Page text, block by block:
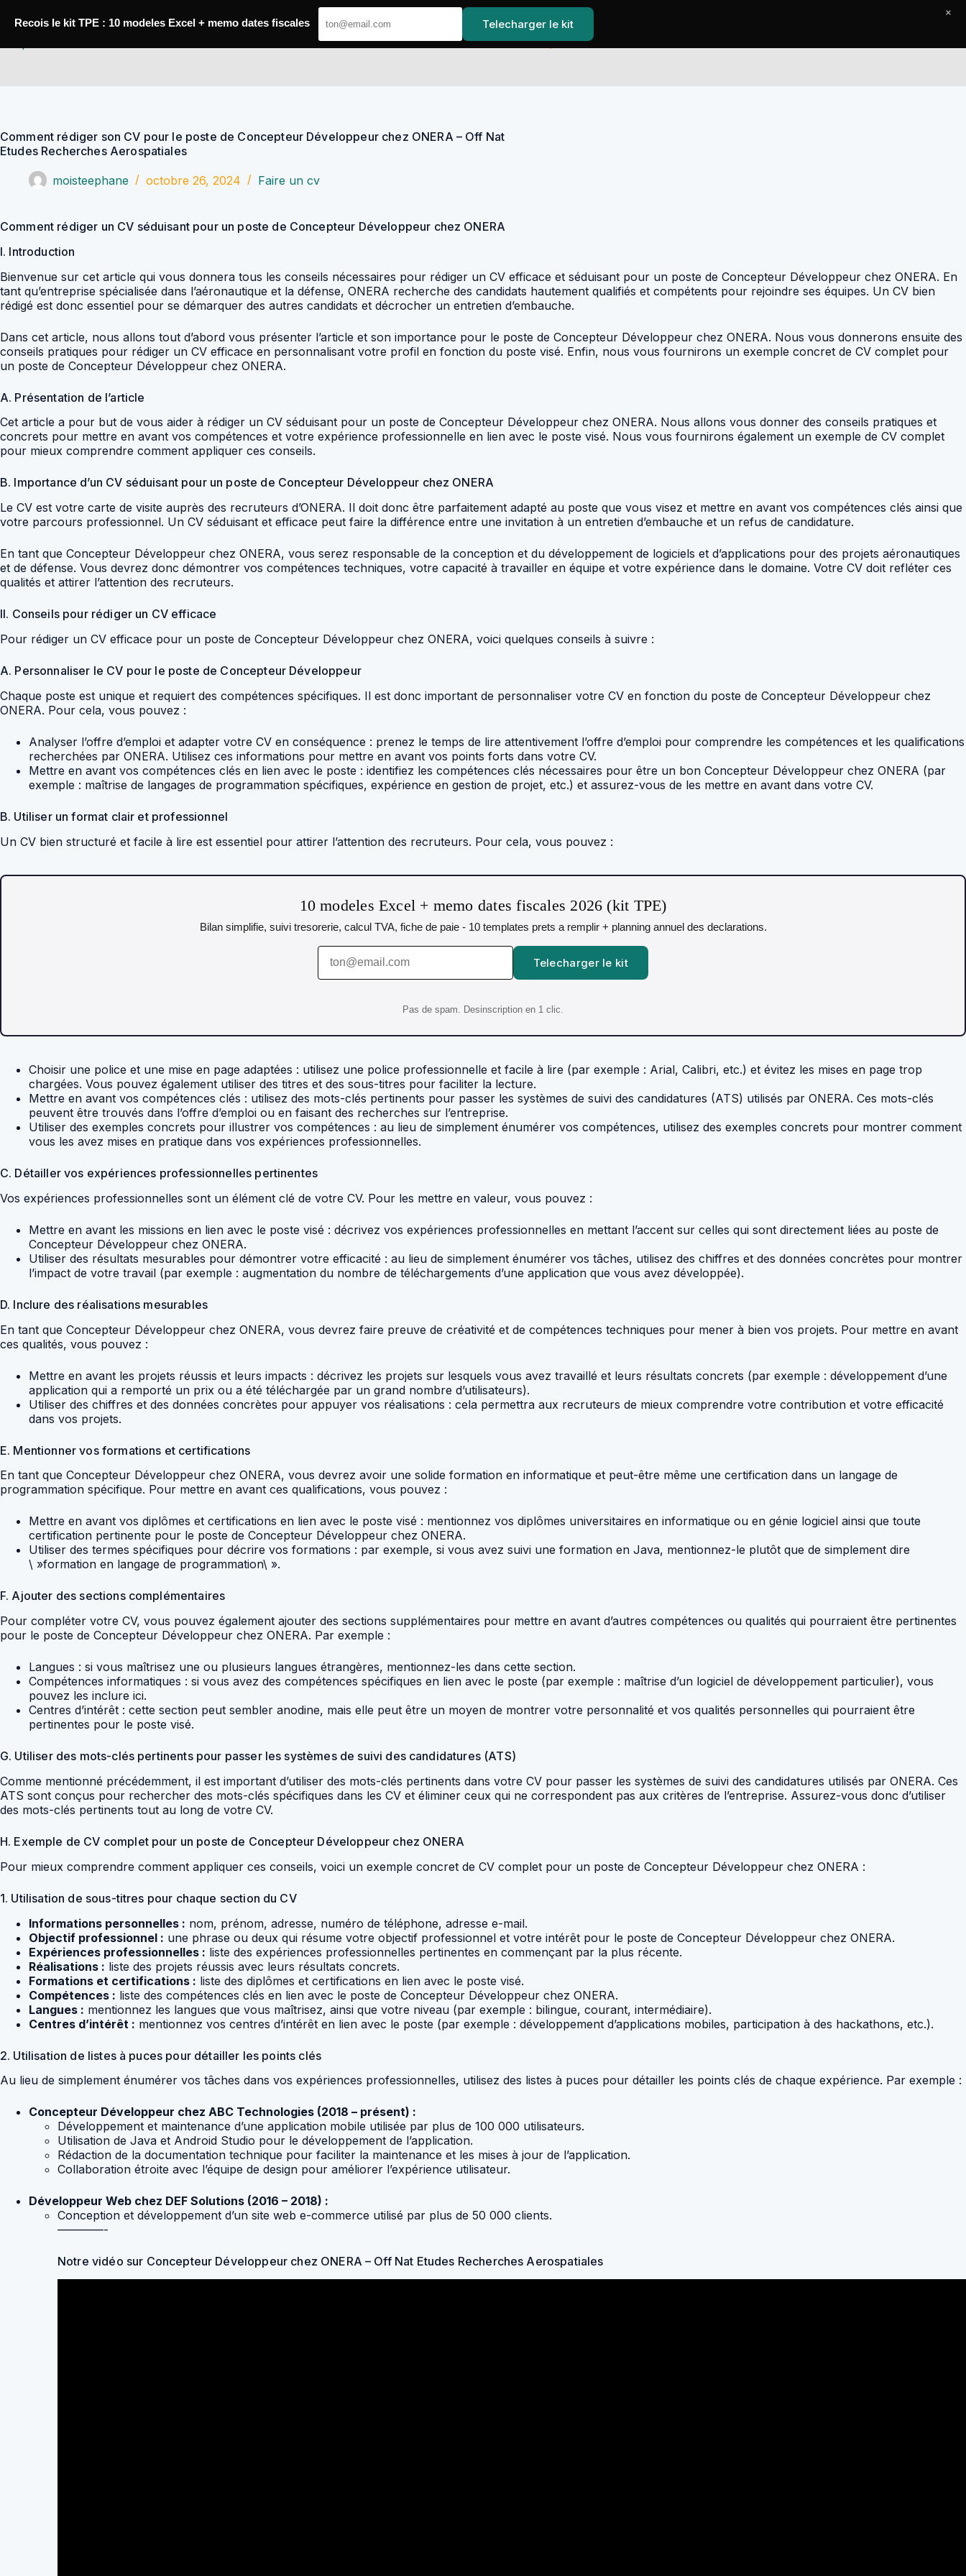
Comment rédiger son CV pour le poste de Concepteur Développeur chez ONERA – Off Nat
Etudes Recherches Aerospatiales
moisteephane octobre 26, 2024 Faire un cv
Comment rédiger un CV séduisant pour un poste de Concepteur Développeur chez ONERA
I. Introduction
Bienvenue sur cet article qui vous donnera tous les conseils nécessaires pour rédiger un CV efficace et séduisant pour un poste de Concepteur Développeur chez ONERA. En
tant qu’entreprise spécialisée dans l’aéronautique et la défense, ONERA recherche des candidats hautement qualifiés et compétents pour rejoindre ses équipes. Un CV bien
rédigé est donc essentiel pour se démarquer des autres candidats et décrocher un entretien d’embauche.
Dans cet article, nous allons tout d’abord vous présenter l’article et son importance pour le poste de Concepteur Développeur chez ONERA. Nous vous donnerons ensuite des
conseils pratiques pour rédiger un CV efficace en personnalisant votre profil en fonction du poste visé. Enfin, nous vous fournirons un exemple concret de CV complet pour
un poste de Concepteur Développeur chez ONERA.
A. Présentation de l’article
Cet article a pour but de vous aider à rédiger un CV séduisant pour un poste de Concepteur Développeur chez ONERA. Nous allons vous donner des conseils pratiques et
concrets pour mettre en avant vos compétences et votre expérience professionnelle en lien avec le poste visé. Nous vous fournirons également un exemple de CV complet
pour mieux comprendre comment appliquer ces conseils.
B. Importance d’un CV séduisant pour un poste de Concepteur Développeur chez ONERA
Le CV est votre carte de visite auprès des recruteurs d’ONERA. Il doit donc être parfaitement adapté au poste que vous visez et mettre en avant vos compétences clés ainsi que
votre parcours professionnel. Un CV séduisant et efficace peut faire la différence entre une invitation à un entretien d’embauche et un refus de candidature.
En tant que Concepteur Développeur chez ONERA, vous serez responsable de la conception et du développement de logiciels et d’applications pour des projets aéronautiques
et de défense. Vous devrez donc démontrer vos compétences techniques, votre capacité à travailler en équipe et votre expérience dans le domaine. Votre CV doit refléter ces
qualités et attirer l’attention des recruteurs.
II. Conseils pour rédiger un CV efficace
Pour rédiger un CV efficace pour un poste de Concepteur Développeur chez ONERA, voici quelques conseils à suivre :
A. Personnaliser le CV pour le poste de Concepteur Développeur
Chaque poste est unique et requiert des compétences spécifiques. Il est donc important de personnaliser votre CV en fonction du poste de Concepteur Développeur chez
ONERA. Pour cela, vous pouvez :
Analyser l’offre d’emploi et adapter votre CV en conséquence : prenez le temps de lire attentivement l’offre d’emploi pour comprendre les compétences et les qualifications
recherchées par ONERA. Utilisez ces informations pour mettre en avant vos points forts dans votre CV.
Mettre en avant vos compétences clés en lien avec le poste : identifiez les compétences clés nécessaires pour être un bon Concepteur Développeur chez ONERA (par
exemple : maîtrise de langages de programmation spécifiques, expérience en gestion de projet, etc.) et assurez-vous de les mettre en avant dans votre CV.
B. Utiliser un format clair et professionnel
Un CV bien structuré et facile à lire est essentiel pour attirer l’attention des recruteurs. Pour cela, vous pouvez :
10 modeles Excel + memo dates fiscales 2026 (kit TPE)
Bilan simplifie, suivi tresorerie, calcul TVA, fiche de paie - 10 templates prets a remplir + planning annuel des declarations.
Telecharger le kit
Pas de spam. Desinscription en 1 clic.
Choisir une police et une mise en page adaptées : utilisez une police professionnelle et facile à lire (par exemple : Arial, Calibri, etc.) et évitez les mises en page trop
chargées. Vous pouvez également utiliser des titres et des sous-titres pour faciliter la lecture.
Mettre en avant vos compétences clés : utilisez des mots-clés pertinents pour passer les systèmes de suivi des candidatures (ATS) utilisés par ONERA. Ces mots-clés
peuvent être trouvés dans l’offre d’emploi ou en faisant des recherches sur l’entreprise.
Utiliser des exemples concrets pour illustrer vos compétences : au lieu de simplement énumérer vos compétences, utilisez des exemples concrets pour montrer comment
vous les avez mises en pratique dans vos expériences professionnelles.
C. Détailler vos expériences professionnelles pertinentes
Vos expériences professionnelles sont un élément clé de votre CV. Pour les mettre en valeur, vous pouvez :
Mettre en avant les missions en lien avec le poste visé : décrivez vos expériences professionnelles en mettant l’accent sur celles qui sont directement liées au poste de
Concepteur Développeur chez ONERA.
Utiliser des résultats mesurables pour démontrer votre efficacité : au lieu de simplement énumérer vos tâches, utilisez des chiffres et des données concrètes pour montrer
l’impact de votre travail (par exemple : augmentation du nombre de téléchargements d’une application que vous avez développée).
D. Inclure des réalisations mesurables
En tant que Concepteur Développeur chez ONERA, vous devrez faire preuve de créativité et de compétences techniques pour mener à bien vos projets. Pour mettre en avant
ces qualités, vous pouvez :
Mettre en avant les projets réussis et leurs impacts : décrivez les projets sur lesquels vous avez travaillé et leurs résultats concrets (par exemple : développement d’une
application qui a remporté un prix ou a été téléchargée par un grand nombre d’utilisateurs).
Utiliser des chiffres et des données concrètes pour appuyer vos réalisations : cela permettra aux recruteurs de mieux comprendre votre contribution et votre efficacité
dans vos projets.
E. Mentionner vos formations et certifications
En tant que Concepteur Développeur chez ONERA, vous devrez avoir une solide formation en informatique et peut-être même une certification dans un langage de
programmation spécifique. Pour mettre en avant ces qualifications, vous pouvez :
Mettre en avant vos diplômes et certifications en lien avec le poste visé : mentionnez vos diplômes universitaires en informatique ou en génie logiciel ainsi que toute
certification pertinente pour le poste de Concepteur Développeur chez ONERA.
Utiliser des termes spécifiques pour décrire vos formations : par exemple, si vous avez suivi une formation en Java, mentionnez-le plutôt que de simplement dire
\ »formation en langage de programmation\ ».
F. Ajouter des sections complémentaires
Pour compléter votre CV, vous pouvez également ajouter des sections supplémentaires pour mettre en avant d’autres compétences ou qualités qui pourraient être pertinentes
pour le poste de Concepteur Développeur chez ONERA. Par exemple :
Langues : si vous maîtrisez une ou plusieurs langues étrangères, mentionnez-les dans cette section.
Compétences informatiques : si vous avez des compétences spécifiques en lien avec le poste (par exemple : maîtrise d’un logiciel de développement particulier), vous
pouvez les inclure ici.
Centres d’intérêt : cette section peut sembler anodine, mais elle peut être un moyen de montrer votre personnalité et vos qualités personnelles qui pourraient être
pertinentes pour le poste visé.
G. Utiliser des mots-clés pertinents pour passer les systèmes de suivi des candidatures (ATS)
Comme mentionné précédemment, il est important d’utiliser des mots-clés pertinents dans votre CV pour passer les systèmes de suivi des candidatures utilisés par ONERA. Ces
ATS sont conçus pour rechercher des mots-clés spécifiques dans les CV et éliminer ceux qui ne correspondent pas aux critères de l’entreprise. Assurez-vous donc d’utiliser
des mots-clés pertinents tout au long de votre CV.
H. Exemple de CV complet pour un poste de Concepteur Développeur chez ONERA
Pour mieux comprendre comment appliquer ces conseils, voici un exemple concret de CV complet pour un poste de Concepteur Développeur chez ONERA :
1. Utilisation de sous-titres pour chaque section du CV
Informations personnelles : nom, prénom, adresse, numéro de téléphone, adresse e-mail.
Objectif professionnel : une phrase ou deux qui résume votre objectif professionnel et votre intérêt pour le poste de Concepteur Développeur chez ONERA.
Expériences professionnelles : liste des expériences professionnelles pertinentes en commençant par la plus récente.
Réalisations : liste des projets réussis avec leurs résultats concrets.
Formations et certifications : liste des diplômes et certifications en lien avec le poste visé.
Compétences : liste des compétences clés en lien avec le poste de Concepteur Développeur chez ONERA.
Langues : mentionnez les langues que vous maîtrisez, ainsi que votre niveau (par exemple : bilingue, courant, intermédiaire).
Centres d’intérêt : mentionnez vos centres d’intérêt en lien avec le poste (par exemple : développement d’applications mobiles, participation à des hackathons, etc.).
2. Utilisation de listes à puces pour détailler les points clés
Au lieu de simplement énumérer vos tâches dans vos expériences professionnelles, utilisez des listes à puces pour détailler les points clés de chaque expérience. Par exemple :
Concepteur Développeur chez ABC Technologies (2018 – présent) :
Développement et maintenance d’une application mobile utilisée par plus de 100 000 utilisateurs.
Utilisation de Java et Android Studio pour le développement de l’application.
Rédaction de la documentation technique pour faciliter la maintenance et les mises à jour de l’application.
Collaboration étroite avec l’équipe de design pour améliorer l’expérience utilisateur.
Développeur Web chez DEF Solutions (2016 – 2018) :
Conception et développement d’un site web e-commerce utilisé par plus de 50 000 clients.
————-
Notre vidéo sur Concepteur Développeur chez ONERA – Off Nat Etudes Recherches Aerospatiales
Recois le kit TPE : 10 modeles Excel + memo dates fiscales Telecharger le kit
×